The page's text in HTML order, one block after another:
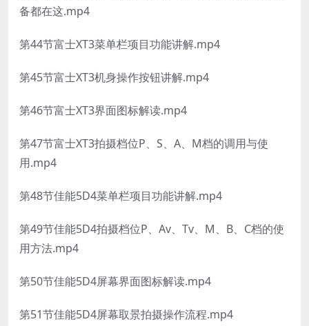
备都在这.mp4
第44节富士XT3菜单栏项目功能讲解.mp4
第45节富士XT3机身操作按钮讲解.mp4
第46节富士XT3界面图标解读.mp4
第47节富士XT3拍摄档位P、S、A、M档的调用与使
用.mp4
第48节佳能5D4菜单栏项目功能讲解.mp4
第49节佳能5D4拍摄档位P、Av、Tv、M、B、C档的使
用方法.mp4
第50节佳能5D4屏幕界面图标解读.mp4
第51节佳能5D4屏幕取景拍摄操作流程.mp4